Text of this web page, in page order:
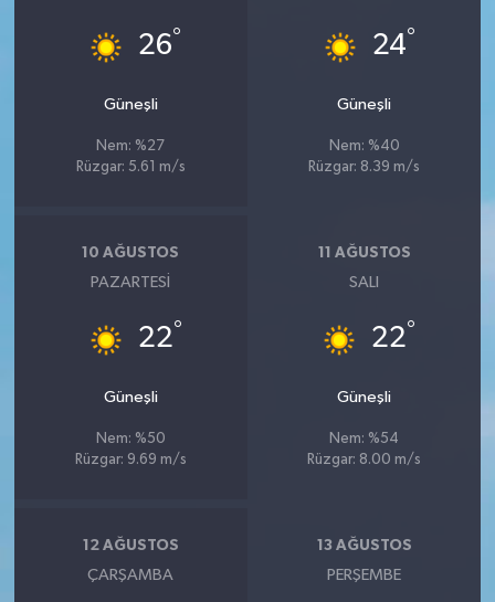
26°
Güneşli
Nem: %27
Rüzgar: 5.61 m/s
24°
Güneşli
Nem: %40
Rüzgar: 8.39 m/s
10 AĞUSTOS
PAZARTESI
22°
Güneşli
Nem: %50
Rüzgar: 9.69 m/s
11 AĞUSTOS
SALI
22°
Güneşli
Nem: %54
Rüzgar: 8.00 m/s
12 AĞUSTOS
ÇARŞAMBA
13 AĞUSTOS
PERŞEMBE